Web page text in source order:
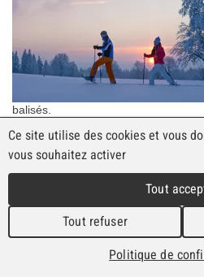
balisés.
© Chemins de fer du Jura |Impressum
Protections des données
Conditions
Ce site utilise des cookies et vous
vous souhaitez activer
Tout
Tout refuser
Politique de